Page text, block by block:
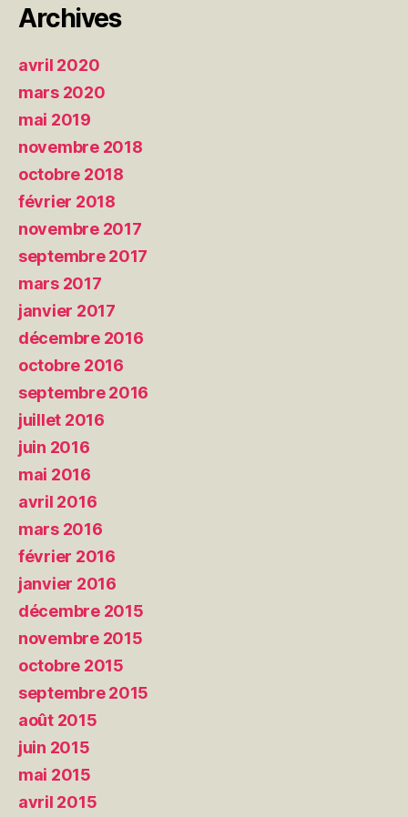
Archives
avril 2020
mars 2020
mai 2019
novembre 2018
octobre 2018
février 2018
novembre 2017
septembre 2017
mars 2017
janvier 2017
décembre 2016
octobre 2016
septembre 2016
juillet 2016
juin 2016
mai 2016
avril 2016
mars 2016
février 2016
janvier 2016
décembre 2015
novembre 2015
octobre 2015
septembre 2015
août 2015
juin 2015
mai 2015
avril 2015